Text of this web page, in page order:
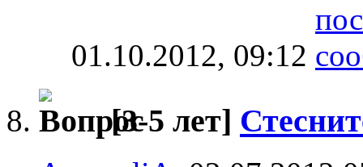
01.10.2012, 09:12
[3-5 лет]